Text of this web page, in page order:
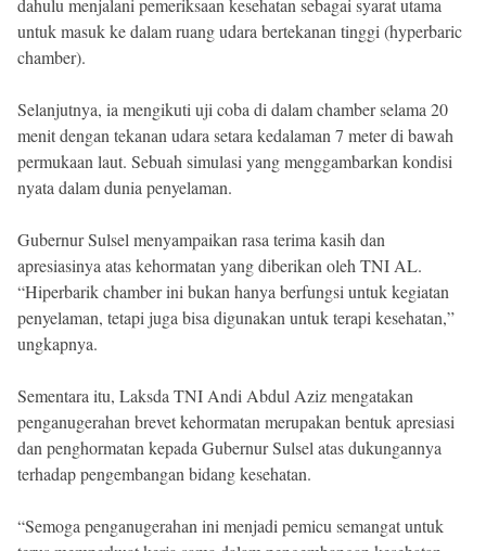
dahulu menjalani pemeriksaan kesehatan sebagai syarat utama
untuk masuk ke dalam ruang udara bertekanan tinggi (hyperbaric
chamber).
Selanjutnya, ia mengikuti uji coba di dalam chamber selama 20
menit dengan tekanan udara setara kedalaman 7 meter di bawah
permukaan laut. Sebuah simulasi yang menggambarkan kondisi
nyata dalam dunia penyelaman.
Gubernur Sulsel menyampaikan rasa terima kasih dan
apresiasinya atas kehormatan yang diberikan oleh TNI AL.
“Hiperbarik chamber ini bukan hanya berfungsi untuk kegiatan
penyelaman, tetapi juga bisa digunakan untuk terapi kesehatan,”
ungkapnya.
Sementara itu, Laksda TNI Andi Abdul Aziz mengatakan
penganugerahan brevet kehormatan merupakan bentuk apresiasi
dan penghormatan kepada Gubernur Sulsel atas dukungannya
terhadap pengembangan bidang kesehatan.
“Semoga penganugerahan ini menjadi pemicu semangat untuk